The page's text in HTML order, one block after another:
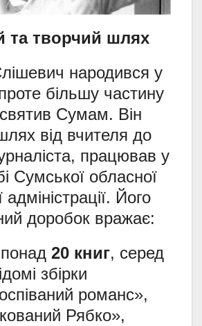
та творчий шлях
народився у
більшу частину
Сумам. Він
від вчителя до
працював у
Сумської обласної
Його
доробок вражає:
20 книг, серед
збірки
романс»,
Рябко»,